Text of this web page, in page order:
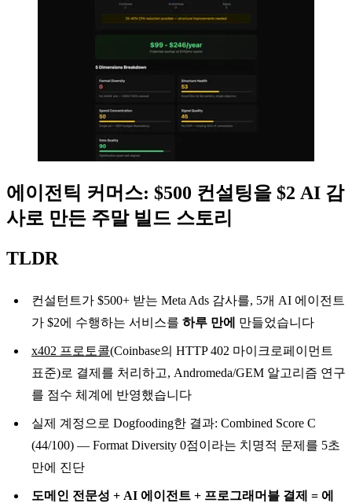
에이전틱 커머스: $500 컨설팅을 $2 AI 감
사로 만든 주말 빌드 스토리
TLDR
컨설턴트가 $500+ 받는 Meta Ads 감사를, 5개 AI 에이전트
가 $2에 수행하는 서비스를 하루 만에 만들었습니다
x402 프로토콜(Coinbase의 HTTP 402 마이크로페이먼트
표준)로 결제를 처리하고, Andromeda/GEM 알고리즘 연구
를 점수 체계에 반영했습니다
실제 계정으로 Dogfooding한 결과: Combined Score C
(44/100) — Format Diversity 0점이라는 치명적 문제를 5초
만에 진단
도메인 전문성 + AI 에이전트 + 프로그래머블 결제 = 에